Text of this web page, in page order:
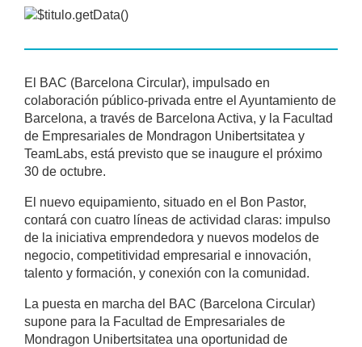
El BAC (Barcelona Circular), impulsado en
colaboración público-privada entre el Ayuntamiento de
Barcelona, a través de Barcelona Activa, y la Facultad
de Empresariales de Mondragon Unibertsitatea y
TeamLabs, está previsto que se inaugure el próximo
30 de octubre.
El nuevo equipamiento, situado en el Bon Pastor,
contará con cuatro líneas de actividad claras: impulso
de la iniciativa emprendedora y nuevos modelos de
negocio, competitividad empresarial e innovación,
talento y formación, y conexión con la comunidad.
La puesta en marcha del BAC (Barcelona Circular)
supone para la Facultad de Empresariales de
Mondragon Unibertsitatea una oportunidad de